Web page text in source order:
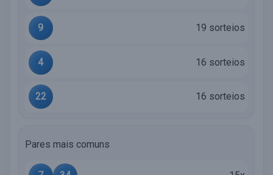
9 19 sorteios
4 16 sorteios
22 16 sorteios
Pares mais comuns